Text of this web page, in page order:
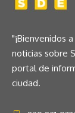
"¡Bienvenidos
noticias sobre
portal de
ciudad.